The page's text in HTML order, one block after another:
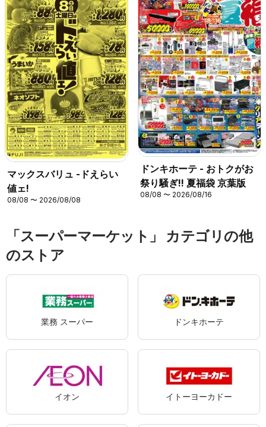
マックスバリュ -ドえらい
値ェ!
08/08 〜 2026/08/08
ドンキホーテ - おトクがお
祭り騒ぎ!! 夏福袋 京葉版
08/08 〜 2026/08/16
「スーパーマーケット」 カテゴリの他
のストア
業務 スーパー ドンキホーテ
イオン イトーヨーカドー